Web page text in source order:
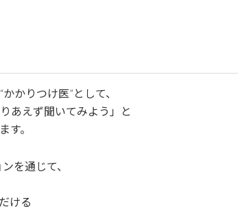
かりつけ医”として、
あえず聞いてみよう」と
す。
を通じて、
ける